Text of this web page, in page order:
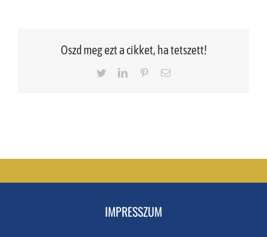
Oszd meg ezt a cikket, ha tetszett!
TwitterLinkedInPinterestEmail
IMPRESSZUM